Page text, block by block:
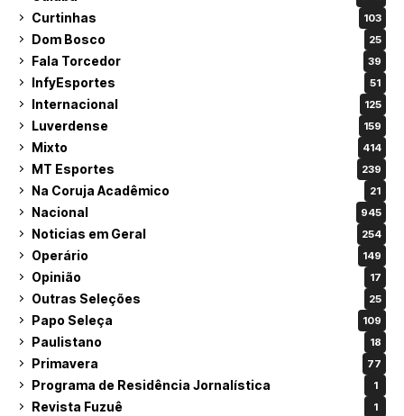
Curtinhas 103
Dom Bosco 25
Fala Torcedor 39
InfyEsportes 51
Internacional 125
Luverdense 159
Mixto 414
MT Esportes 239
Na Coruja Acadêmico 21
Nacional 945
Noticias em Geral 254
Operário 149
Opinião 17
Outras Seleções 25
Papo Seleça 109
Paulistano 18
Primavera 77
Programa de Residência Jornalística 1
Revista Fuzuê 1